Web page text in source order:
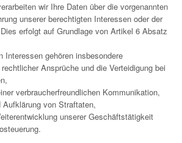
wir Ihre Daten über die vorgenannten
unserer berechtigten Interessen oder der
erfolgt auf Grundlage von Artikel 6 Absatz
Interessen gehören insbesondere
Ansprüche und die Verteidigung bei
verbraucherfreundlichen Kommunikation,
Aufklärung von Straftaten,
unserer Geschäftstätigkeit